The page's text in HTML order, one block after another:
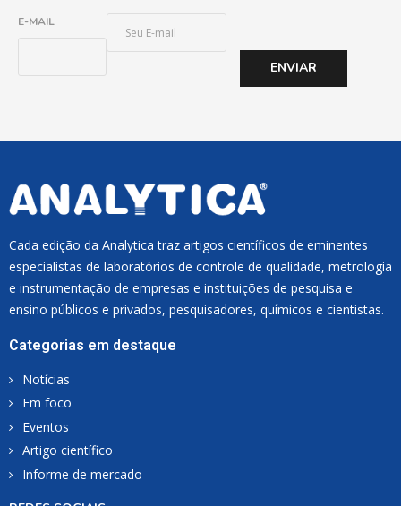
E-MAIL
ENVIAR
Cada edição da Analytica traz artigos científicos de eminentes
especialistas de laboratórios de controle de qualidade, metrologia
e instrumentação de empresas e instituições de pesquisa e
ensino públicos e privados, pesquisadores, químicos e cientistas.
Categorias em destaque
Notícias
Em foco
Eventos
Artigo científico
Informe de mercado